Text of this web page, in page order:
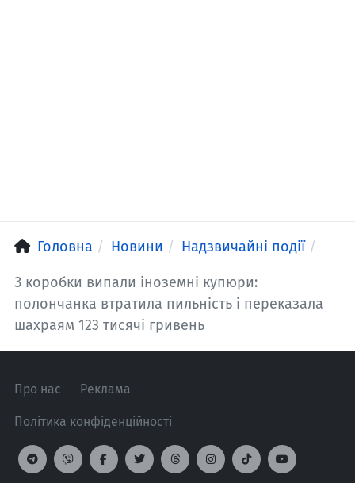
Головна Новини Надзвичайні події
З коробки випали іноземні купюри:
полончанка втратила пильність і переказала
шахраям 123 тисячі гривень
Про нас Реклама
Політика конфіденційності